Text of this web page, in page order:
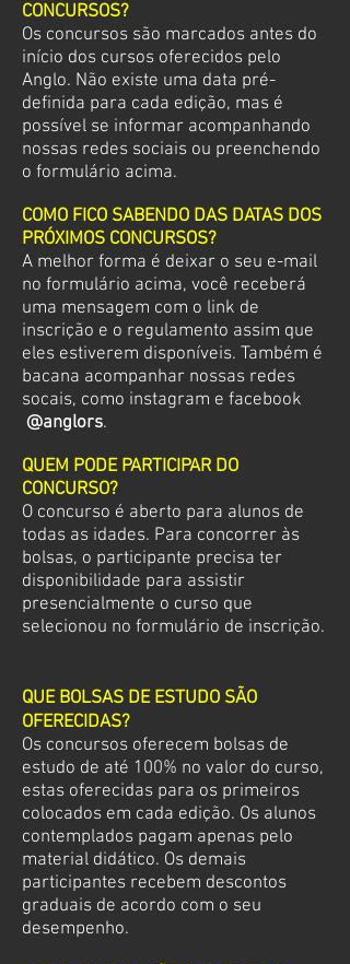
CONCURSOS?
Os concursos são marcados antes do
início dos cursos oferecidos pelo
Anglo. Não existe uma data pré-
definida para cada edição, mas é
possível se informar acompanhando
nossas redes sociais ou preenchendo
o formulário acima.
COMO FICO SABENDO DAS DATAS DOS
PRÓXIMOS CONCURSOS?
A melhor forma é deixar o seu e-mail
no formulário acima, você receberá
uma mensagem com o link de
inscrição e o regulamento assim que
eles estiverem disponíveis. Também é
bacana acompanhar nossas redes
socais, como instagram e facebook
@anglors.
QUEM PODE PARTICIPAR DO
CONCURSO?
O concurso é aberto para alunos de
todas as idades. Para concorrer às
bolsas, o participante precisa ter
disponibilidade para assistir
presencialmente o curso que
selecionou no formulário de inscrição.
QUE BOLSAS DE ESTUDO SÃO
OFERECIDAS?
Os concursos oferecem bolsas de
estudo de até 100% no valor do curso,
estas oferecidas para os primeiros
colocados em cada edição. Os alunos
contemplados pagam apenas pelo
material didático. Os demais
participantes recebem descontos
graduais de acordo com o seu
desempenho.